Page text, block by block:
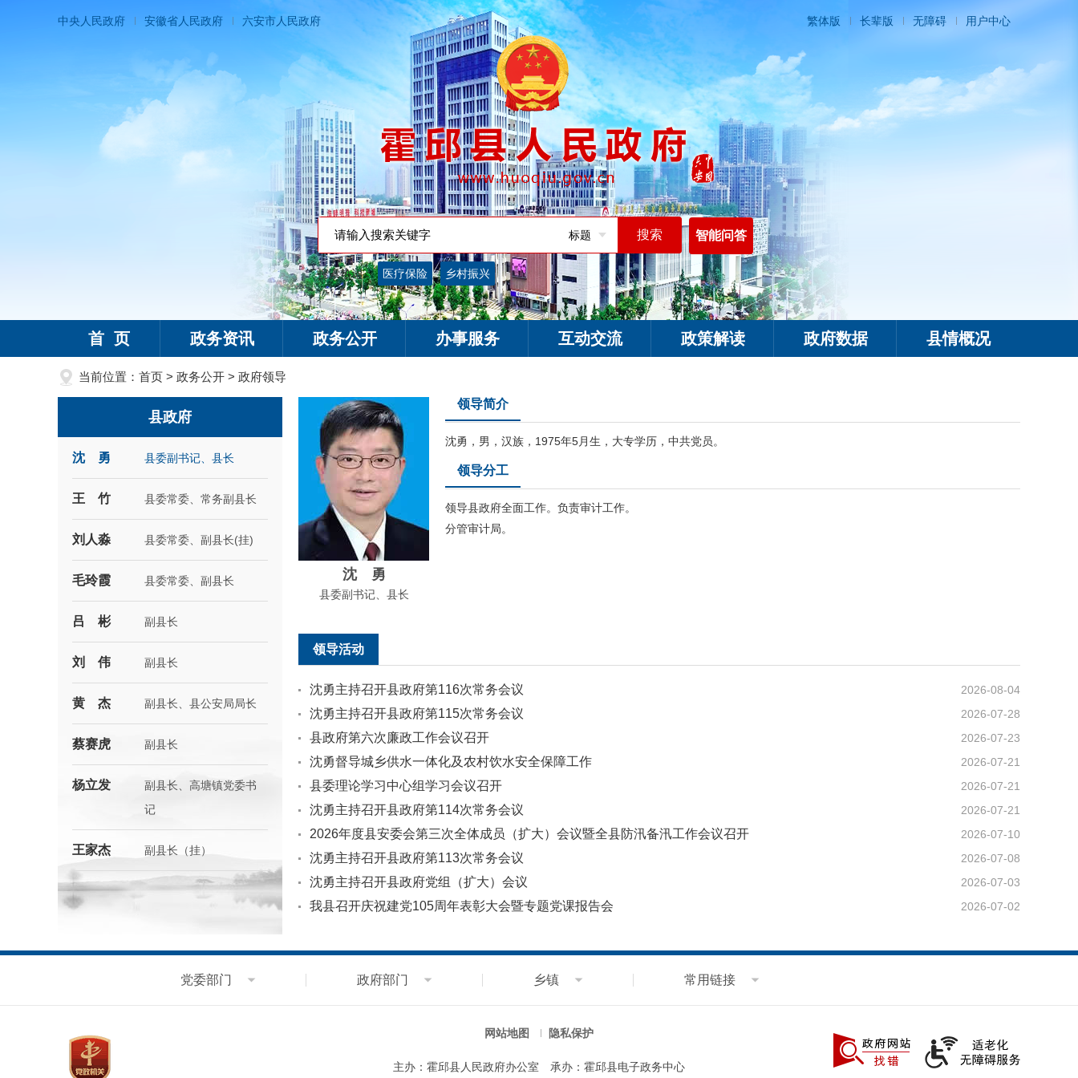
中央人民政府 安徽省人民政府 六安市人民政府 繁体版 长辈版 无障碍 用户中心
标题 智能问答
搜索热词： 医疗保险 乡村振兴
首 页 政务资讯 政务公开 办事服务 互动交流 政策解读 政府数据 县情概况
当前位置： 首页 > 政务公开 > 政府领导
县政府
沈 勇 县委副书记、县长
王 竹 县委常委、常务副县长
刘人淼 县委常委、副县长(挂)
毛玲霞 县委常委、副县长
吕 彬 副县长
刘 伟 副县长
黄 杰 副县长、县公安局局长
蔡赛虎 副县长
杨立发
副县长、高塘镇党委书
记
王家杰 副县长（挂）
沈 勇
县委副书记、县长
领导简介
沈勇，男，汉族，1975年5月生，大专学历，中共党员。
领导分工
领导县政府全面工作。负责审计工作。
分管审计局。
领导活动
2026-08-04
沈勇主持召开县政府第116次常务会议
2026-07-28
沈勇主持召开县政府第115次常务会议
2026-07-23
县政府第六次廉政工作会议召开
2026-07-21
沈勇督导城乡供水一体化及农村饮水安全保障工作
2026-07-21
县委理论学习中心组学习会议召开
2026-07-21
沈勇主持召开县政府第114次常务会议
2026-07-10
2026年度县安委会第三次全体成员（扩大）会议暨全县防汛备汛工作会议召开
2026-07-08
沈勇主持召开县政府第113次常务会议
2026-07-03
沈勇主持召开县政府党组（扩大）会议
2026-07-02
我县召开庆祝建党105周年表彰大会暨专题党课报告会
党委部门 政府部门 乡镇 常用链接
网站地图 隐私保护
主办：霍邱县人民政府办公室 承办：霍邱县电子政务中心